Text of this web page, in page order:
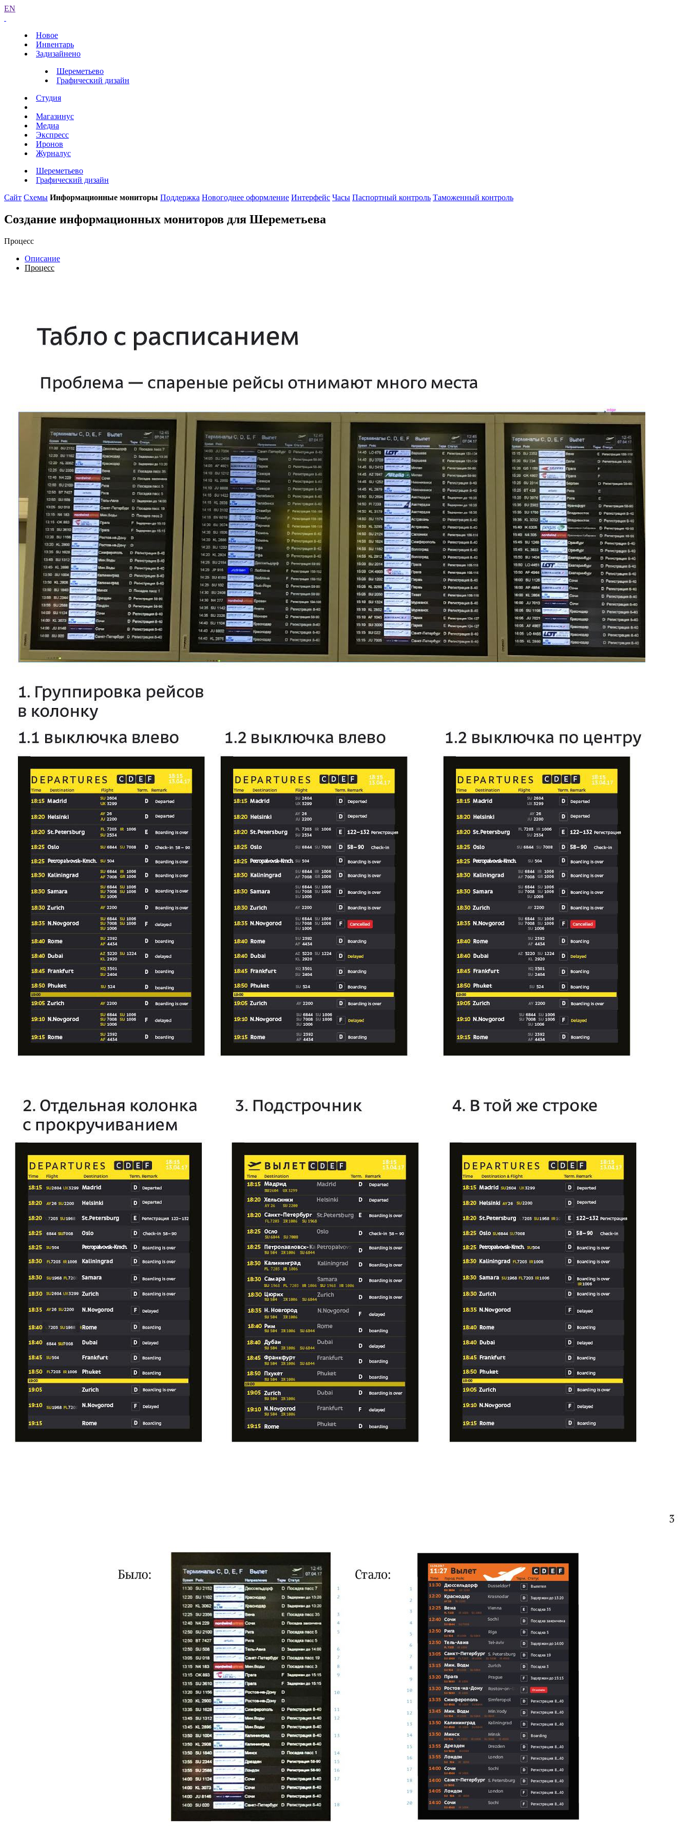
EN
Новое
Инвентарь
Задизайнено
Шереметьево
Графический дизайн
Студия
Магазинус
Медиа
Экспресс
Иронов
Журналус
Шереметьево
Графический дизайн
Сайт Схемы Информационные мониторы Поддержка Новогоднее оформление Интерфейс Часы Паспортный контроль Таможенный контроль
Создание информационных мониторов для Шереметьева
Процесс
Описание
Процесс